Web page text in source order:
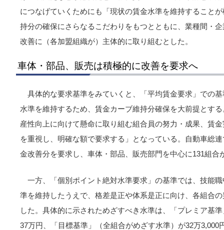
につなげていくためにも「現状の賃金水準を維持すること
持分の確保にさらなるこだわりをもつとともに、業種間・
改善に（各加盟組織が）主体的に取り組むとした。
車体・部品、販売は積極的に改善を要求へ
具体的な要求基準をみていくと、「平均賃金要求」での
水準を維持するため、賃金カーブ維持分確保を大前提とす
産性向上に向けて懸命に取り組む組合員の努力・成果、賃
を重視し、明確な額で要求する」となっている。自動車総
金改善分を要求し、車体・部品、販売部門を中心に131組合
一方、「個別ポイント絶対水準要求」の基準では、技能
準を維持したうえで、格差是正や体系是正に向け、各組合
した。具体的に示されためざすべき水準は、「プレミア基
37万円、「目標基準」（全組合がめざす水準）が32万3,000